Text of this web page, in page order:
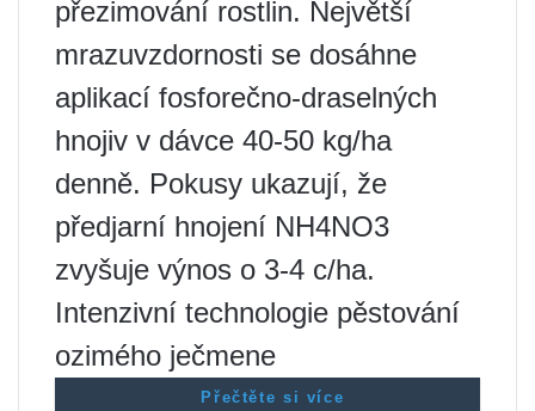
přezimování rostlin. Největší
mrazuvzdornosti se dosáhne
aplikací fosforečno-draselných
hnojiv v dávce 40-50 kg/ha
denně. Pokusy ukazují, že
předjarní hnojení NH4NO3
zvyšuje výnos o 3-4 c/ha.
Intenzivní technologie pěstování
ozimého ječmene
Přečtěte si více